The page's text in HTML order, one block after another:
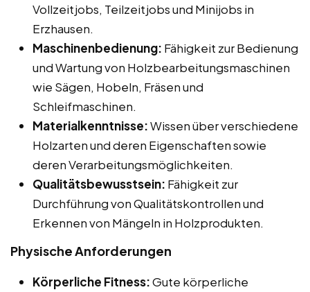
Vollzeitjobs, Teilzeitjobs und Minijobs in
Erzhausen.
Maschinenbedienung: Fähigkeit zur Bedienung
und Wartung von Holzbearbeitungsmaschinen
wie Sägen, Hobeln, Fräsen und
Schleifmaschinen.
Materialkenntnisse:Wissen über verschiedene
Holzarten und deren Eigenschaften sowie
deren Verarbeitungsmöglichkeiten.
Qualitätsbewusstsein: Fähigkeit zur
Durchführung von Qualitätskontrollen und
Erkennen von Mängeln in Holzprodukten.
Physische Anforderungen
Körperliche Fitness:Gute körperliche